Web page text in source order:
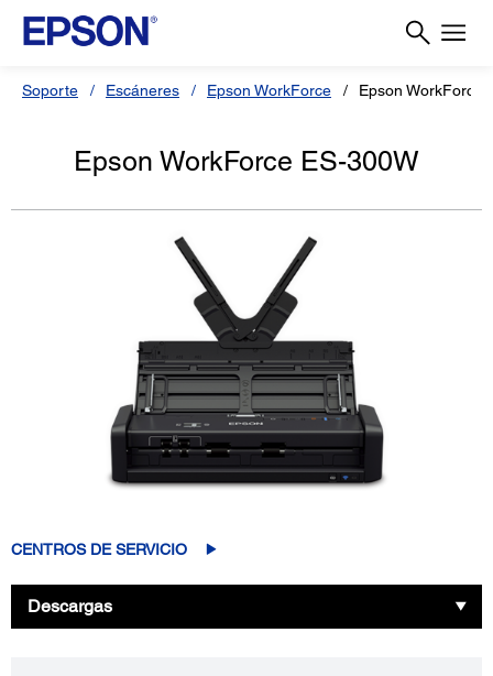
Soporte Escáneres Epson WorkForce Epson WorkForce
Epson WorkForce ES-300W
CENTROS DE SERVICIO
Descargas